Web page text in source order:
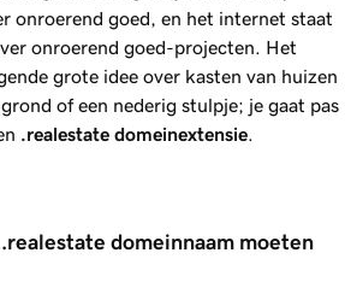
onroerend goed, en het internet staat
onroerend goed-projecten. Het
grote idee over kasten van huizen
of een nederig stulpje; je gaat pas
.realestate domeinextensie